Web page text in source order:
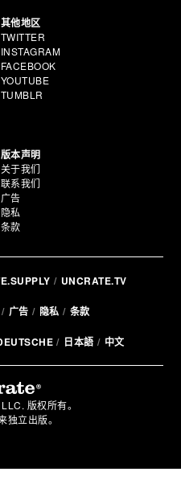
其他地区
TWITTER
INSTAGRAM
FACEBOOK
YOUTUBE
TUMBLR
版本声明
关于我们
联系我们
广告
隐私
条款
UNCRATE.TV
广告 隐私 条款
日本語 中文
版权所有。
独立出版。